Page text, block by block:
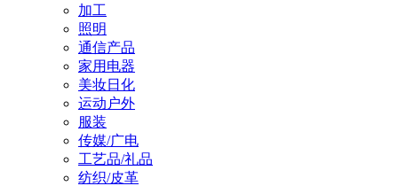
加工
照明
通信产品
家用电器
美妆日化
运动户外
服装
传媒/广电
工艺品/礼品
纺织/皮革